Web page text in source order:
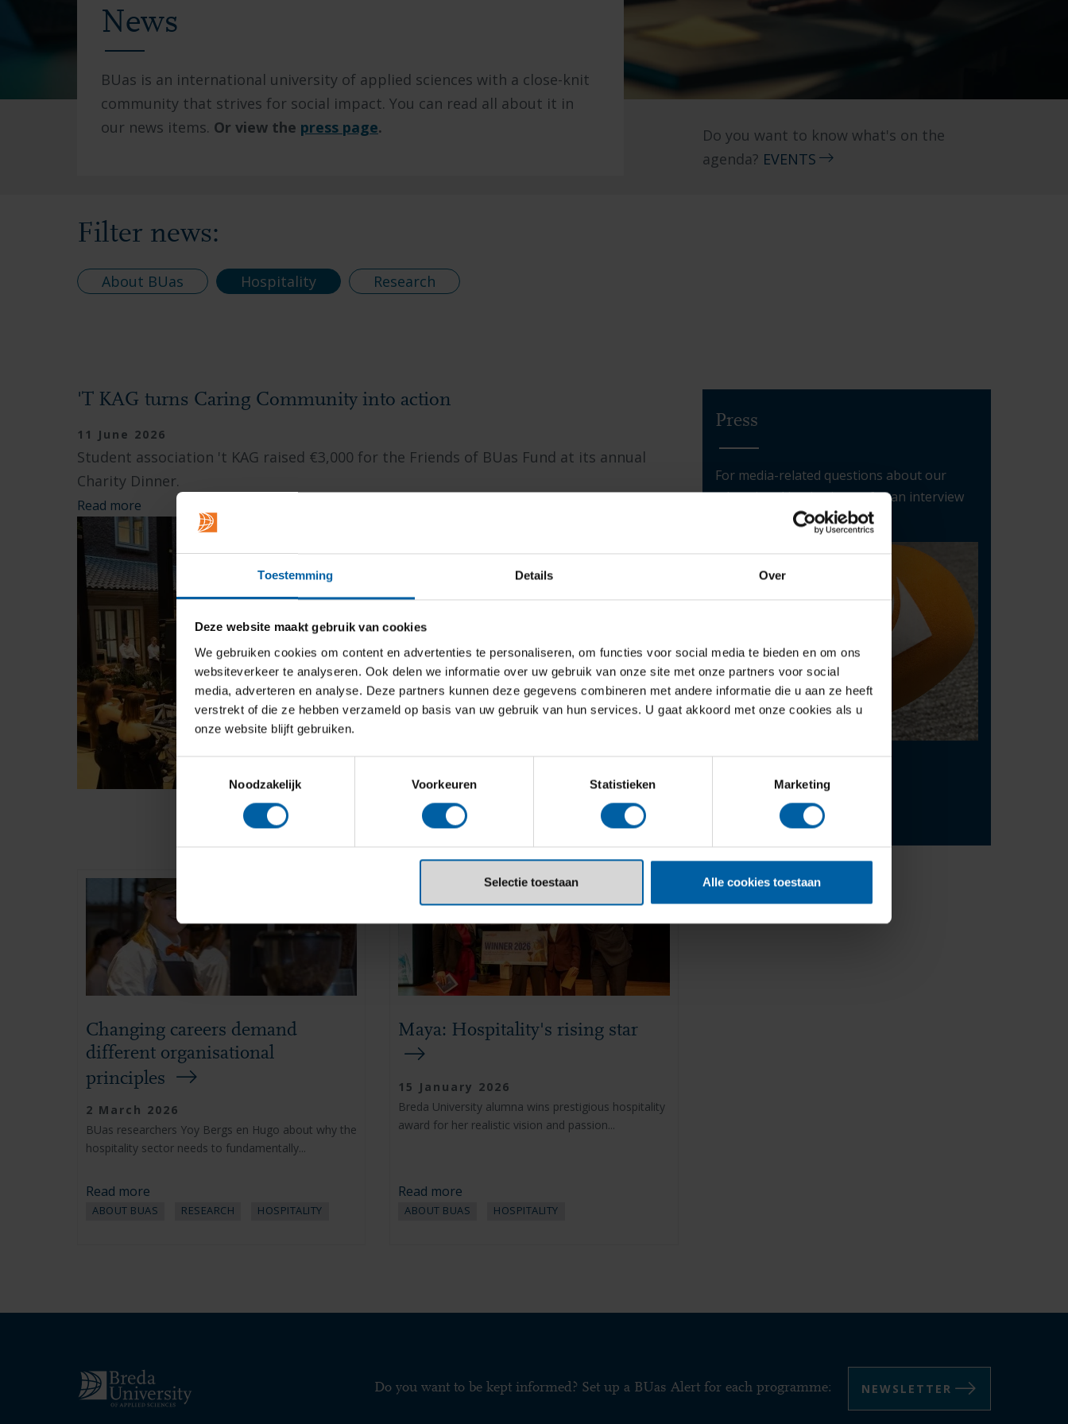
Toestemming Details Over
Deze website maakt gebruik van cookies
We gebruiken cookies om content en advertenties te personaliseren, om functies voor social media te bieden en om ons
websiteverkeer te analyseren. Ook delen we informatie over uw gebruik van onze site met onze partners voor social
media, adverteren en analyse. Deze partners kunnen deze gegevens combineren met andere informatie die u aan ze heeft
verstrekt of die ze hebben verzameld op basis van uw gebruik van hun services. U gaat akkoord met onze cookies als u
onze website blijft gebruiken.
Noodzakelijk
Voorkeuren Statistieken Marketing
Selectie toestaan Alle cookies toestaan
News
BUas is an international university of applied sciences with a close-knit
community that strives for social impact. You can read all about it in
our news items. Or view the press page.
Do you want to know what's on the
agenda? EVENTS
Filter news:
About BUas Hospitality Research
'T KAG turns Caring Community into action
11 June 2026
Student association 't KAG raised €3,000 for the Friends of BUas Fund at its annual
Charity Dinner.
Read more
Press
For media-related questions about our
educational institution or for an interview
with one of our experts
Contact
press@buas.nl
+31 (0)76 - 533 22 00
Changing careers demand
different organisational
principles
2 March 2026
BUas researchers Yoy Bergs en Hugo about why the
hospitality sector needs to fundamentally...
Read more
ABOUT BUAS RESEARCH HOSPITALITY
Maya: Hospitality's rising star
15 January 2026
Breda University alumna wins prestigious hospitality
award for her realistic vision and passion...
Read more
ABOUT BUAS HOSPITALITY
Do you want to be kept informed? Set up a BUas Alert for each programme: NEWSLETTER